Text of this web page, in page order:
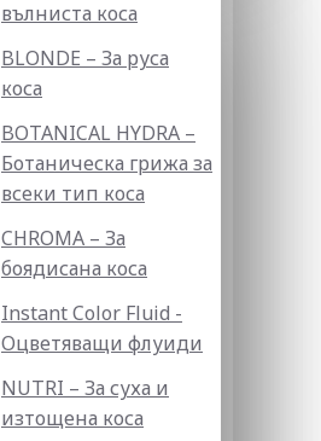
вълниста коса
BLONDE – За руса
коса
BOTANICAL HYDRA –
Ботаническа грижа за
всеки тип коса
CHROMA – За
боядисана коса
Instant Color Fluid -
Оцветяващи флуиди
NUTRI – За суха и
изтощена коса